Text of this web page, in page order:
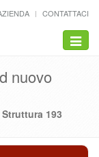
CONTATTACI
Toggle
nuovo
Struttura 193